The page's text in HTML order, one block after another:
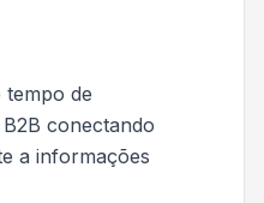
tempo de
conectando
a informações